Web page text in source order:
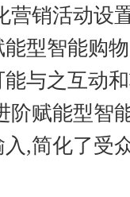
营销活动设
型智能购
与之互动
阶赋能型智
,简化了受